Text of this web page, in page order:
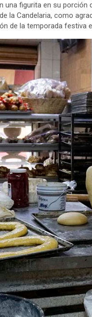
figurita en su porción
la Candelaria, como
de la temporada festiva